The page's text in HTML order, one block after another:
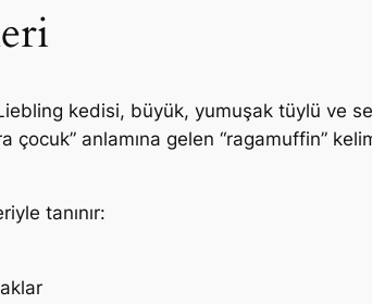
kedisi, büyük, yumuşak tüylü ve
çocuk” anlamına gelen “ragamuffin”
tanınır: